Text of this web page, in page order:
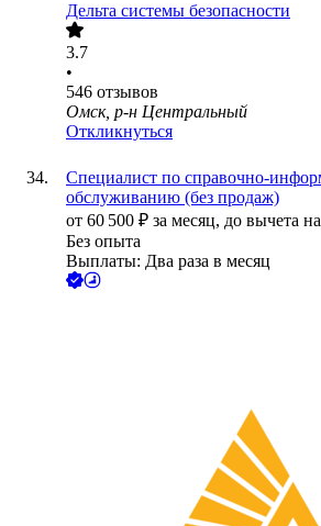
Дельта системы безопасности
3.7
•
546 отзывов
Омск, р-н Центральный
Откликнуться
Специалист по справочно-
обслуживанию (без продаж)
от 60 500 ₽ за месяц, до вычета
Без опыта
Выплаты: Два раза в месяц